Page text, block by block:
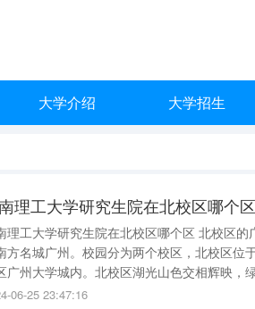
大学介绍 大学招生
理工大学研究生院在北校区哪个区
学研究生院在北校区哪个区 北校区的广州市天河区五山高校区。 1、华南理工大学坐落
方名城广州。校园分为两个校区，北校区位
广州大学城内。北校区湖光山色交相辉映，
命名的“文明校园”。 2、南校区是一个环境优美、设施先进、管理完善、制度创新的
06-25 23:47:16